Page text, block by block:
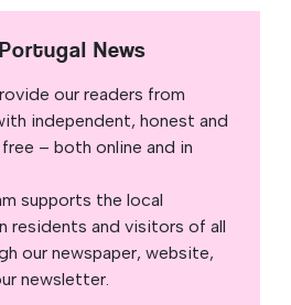
News
our readers from
independent, honest and
– both online and in
supports the local
residents and visitors of all
our newspaper, website,
newsletter.